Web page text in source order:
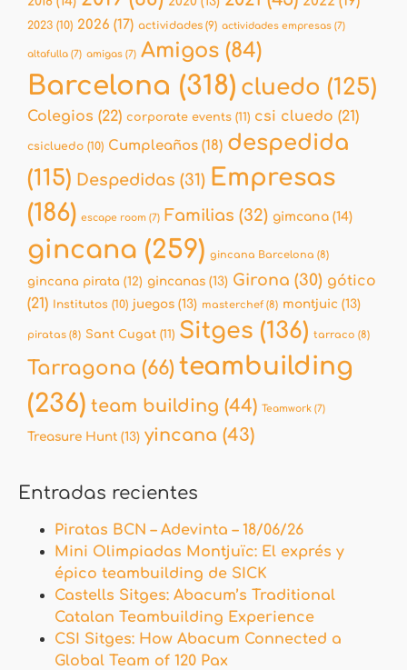
2023 (10) 2026 (17) actividades (9) actividades empresas (7)
altafulla (7) amigas (7) Amigos (84)
Barcelona (318) cluedo (125)
Colegios (22) corporate events (11) csi cluedo (21)
csicluedo (10) Cumpleaños (18) despedida
(115) Despedidas (31) Empresas
(186) escape room (7) Familias (32) gimcana (14)
gincana (259) gincana Barcelona (8)
gincana pirata (12) gincanas (13) Girona (30) gótico
(21) Institutos (10) juegos (13) masterchef (8) montjuic (13)
piratas (8) Sant Cugat (11) Sitges (136) tarraco (8)
Tarragona (66) teambuilding
(236) team building (44) Teamwork (7)
Treasure Hunt (13) yincana (43)
Entradas recientes
Piratas BCN – Adevinta – 18/06/26
Mini Olimpiadas Montjuïc: El exprés y
épico teambuilding de SICK
Castells Sitges: Abacum’s Traditional
Catalan Teambuilding Experience
CSI Sitges: How Abacum Connected a
Global Team of 120 Pax